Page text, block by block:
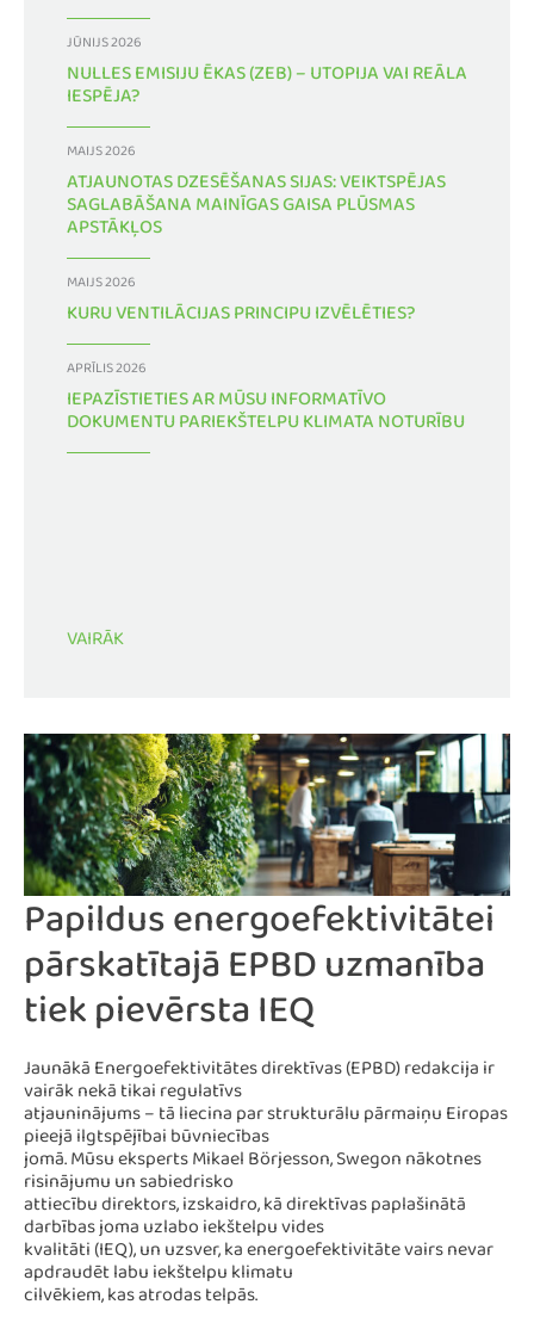
JŪNIJS 2026
NULLES EMISIJU ĒKAS (ZEB) – UTOPIJA VAI REĀLA
IESPĒJA?
MAIJS 2026
ATJAUNOTAS DZESĒŠANAS SIJAS: VEIKTSPĒJAS
SAGLABĀŠANA MAINĪGAS GAISA PLŪSMAS
APSTĀKĻOS
MAIJS 2026
KURU VENTILĀCIJAS PRINCIPU IZVĒLĒTIES?
APRĪLIS 2026
IEPAZĪSTIETIES AR MŪSU INFORMATĪVO
DOKUMENTU PARIEKŠTELPU KLIMATA NOTURĪBU
VAIRĀK
Papildus energoefektivitātei
pārskatītajā EPBD uzmanība
tiek pievērsta IEQ
Jaunākā Energoefektivitātes direktīvas (EPBD) redakcija ir
vairāk nekā tikai regulatīvs
atjauninājums – tā liecina par strukturālu pārmaiņu Eiropas
pieejā ilgtspējībai būvniecības
jomā. Mūsu eksperts Mikael Börjesson, Swegon nākotnes
risinājumu un sabiedrisko
attiecību direktors, izskaidro, kā direktīvas paplašinātā
darbības joma uzlabo iekštelpu vides
kvalitāti (IEQ), un uzsver, ka energoefektivitāte vairs nevar
apdraudēt labu iekštelpu klimatu
cilvēkiem, kas atrodas telpās.